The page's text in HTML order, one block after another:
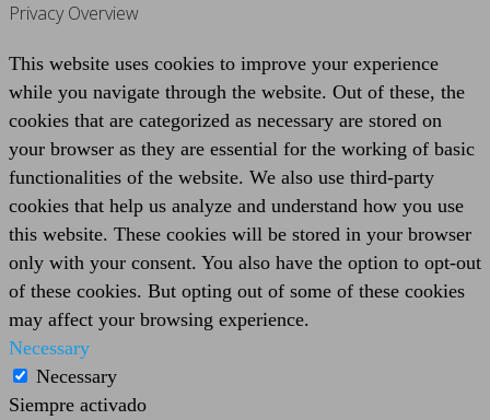
Privacy Overview
This website uses cookies to improve your experience
while you navigate through the website. Out of these, the
cookies that are categorized as necessary are stored on
your browser as they are essential for the working of basic
functionalities of the website. We also use third-party
cookies that help us analyze and understand how you use
this website. These cookies will be stored in your browser
only with your consent. You also have the option to opt-out
of these cookies. But opting out of some of these cookies
may affect your browsing experience.
Necessary
Necessary
Siempre activado